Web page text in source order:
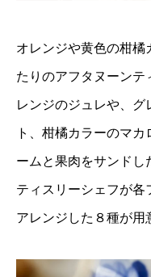
オレンジや黄色の柑橘
たりのアフタヌーン
レンジのジュレや、
ト、柑橘カラーのマ
ームと果肉をサンド
ティスリーシェフが各
アレンジした８種が用